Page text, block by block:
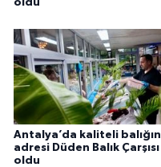
oldu
Antalya’da kaliteli balığın
adresi Düden Balık Çarşısı
oldu